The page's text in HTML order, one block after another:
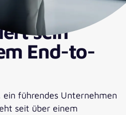
sein
End-to-
ein führendes Unternehmen
seit über einem